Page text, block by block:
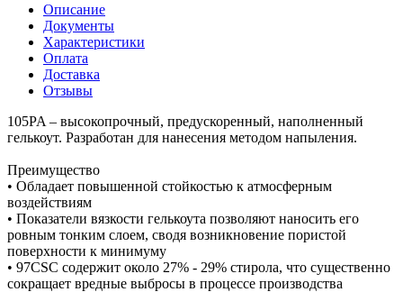
Описание
Документы
Характеристики
Оплата
Доставка
Отзывы
105PA – высокопрочный, предускоренный, наполненный
гелькоут. Разработан для нанесения методом напыления.
Преимущество
• Обладает повышенной стойкостью к атмосферным
воздействиям
• Показатели вязкости гелькоута позволяют наносить его
ровным тонким слоем, сводя возникновение пористой
поверхности к минимуму
• 97CSC содержит около 27% - 29% стирола, что существенно
сокращает вредные выбросы в процессе производства